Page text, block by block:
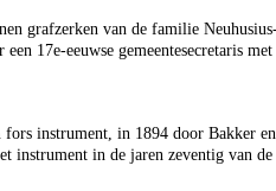
grafzerken van de familie
17e-eeuwse gemeentesecretaris
fors instrument, in 1894 door Bakker en
instrument in de jaren zeventig van